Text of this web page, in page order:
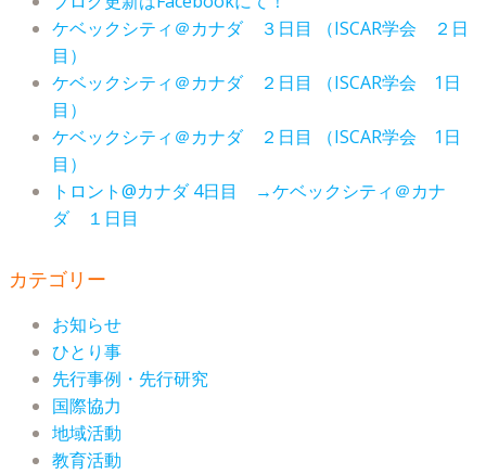
ケベックシティ＠カナダ ３日目 （ISCAR学会 ２日
目）
ケベックシティ＠カナダ ２日目 （ISCAR学会 1日
目）
ケベックシティ＠カナダ ２日目 （ISCAR学会 1日
目）
トロント@カナダ 4日目 →ケベックシティ＠カナ
ダ １日目
カテゴリー
お知らせ
ひとり事
先行事例・先行研究
国際協力
地域活動
教育活動